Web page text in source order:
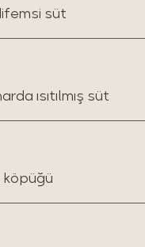
süt
ısıtılmış süt